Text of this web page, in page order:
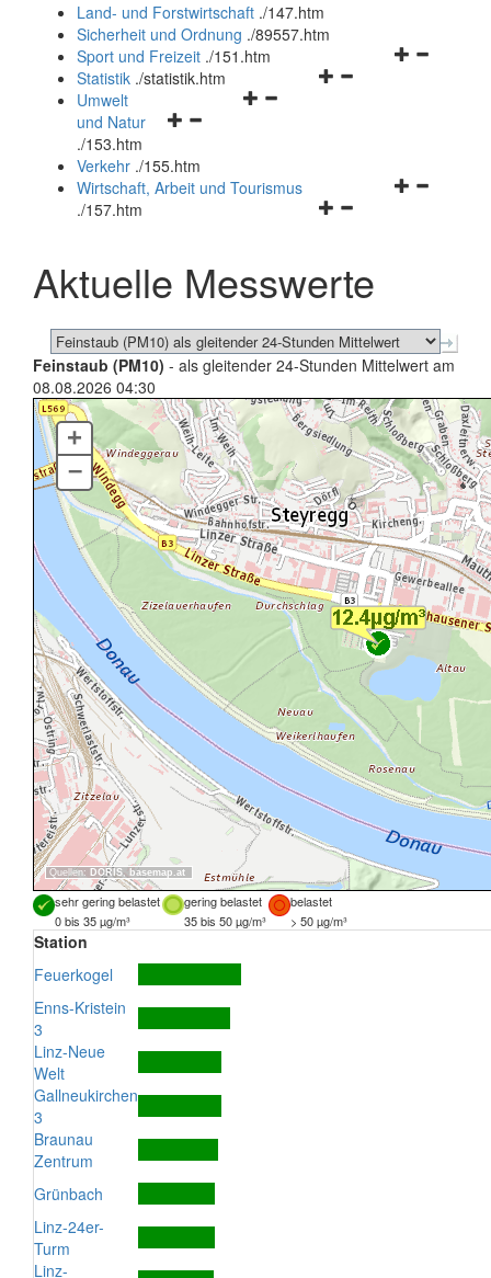
und
schließen
Land- und Forstwirtschaft ./147.htm
Sicherheit und Ordnung ./89557.htm
Navigationsmenü
Sport und Freizeit ./151.htm
Navigationsmenü
Statistik ./statistik.htm
Navigationsmenü
und
schließen
Umwelt
und Natur
./153.htm
Verkehr ./155.htm
Navigationsmenü
schließen
Wirtschaft, Arbeit und Tourismus
./157.htm
Aktuelle Messwerte
Feinstaub (PM10) - als gleitender 24-Stunden Mittelwert am
08.08.2026 04:30
Quellen: DORIS, basemap.at
+
–
sehr gering belastet gering belastet
belastet
0 bis 35 µg/m³
35 bis 50 µg/m³ > 50 µg/m³
Station
Feuerkogel
Enns-Kristein
3
Linz-Neue
Welt
Gallneukirchen
3
Braunau
Zentrum
Grünbach
Linz-24er-
Turm
Linz-